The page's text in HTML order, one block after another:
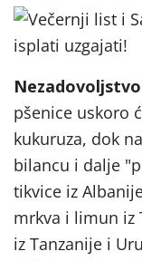
pšenice uskoro
kukuruza, dok
bilancu i dalje
tikvice iz
mrkva i limun iz
iz Tanzanije i